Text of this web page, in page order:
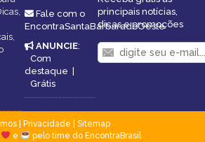
Fale com o
EncontraSantaBárbaradoOeste
ANUNCIE:
Com
destaque
Grátis
principais notícias,
dicas e promoções
| Privacidade
Sitemap
e pelo time do EncontraBrasil